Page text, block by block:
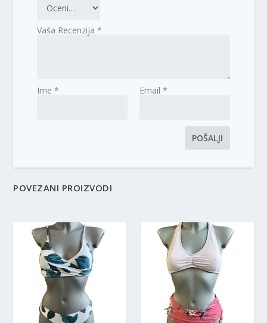
Vaša Recenzija*
Ime* Email *
POVEZANI PROIZVODI